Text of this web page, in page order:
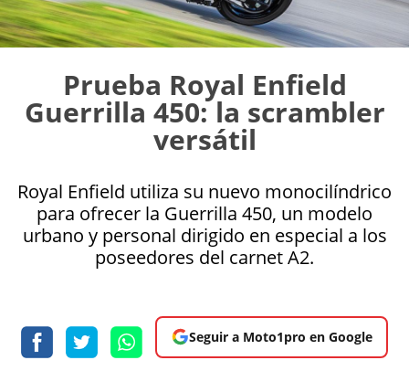
Prueba Royal Enfield
Guerrilla 450: la scrambler
versátil
Royal Enfield utiliza su nuevo monocilíndrico
para ofrecer la Guerrilla 450, un modelo
urbano y personal dirigido en especial a los
poseedores del carnet A2.
Seguir a Moto1pro en Google